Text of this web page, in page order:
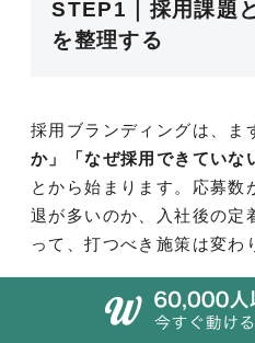
STEP1｜採用課題
を整理する
採用ブランディングは、ま
か」「なぜ採用できていな
とから始まります。応募数
退が多いのか、入社後の定
って、打つべき施策は変わ
そのうえで、ターゲット人
設計を行いましょう。年齢